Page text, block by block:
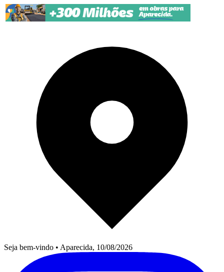
Pular para o conteúdo
Seja bem-vindo • Aparecida, 10/08/2026